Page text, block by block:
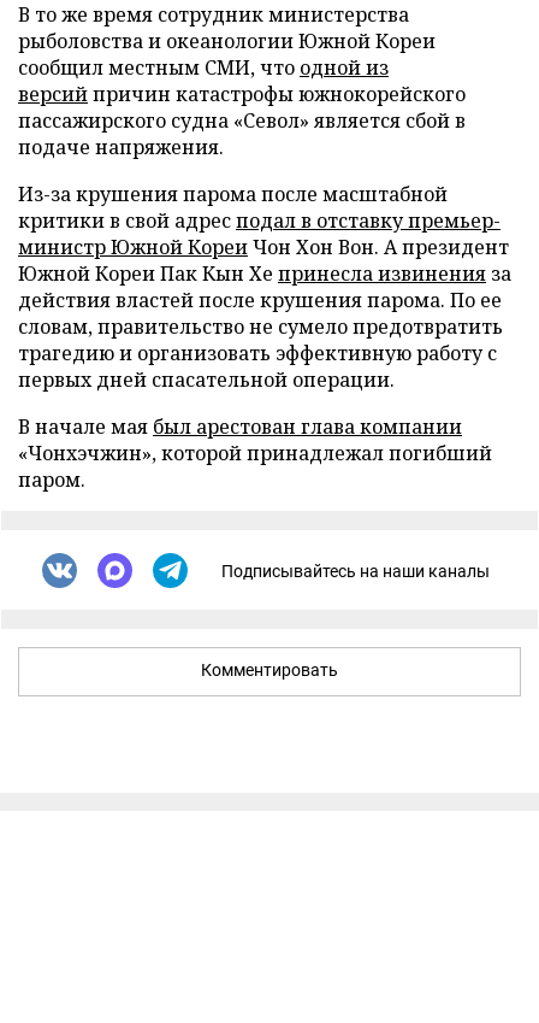
В то же время сотрудник министерства
рыболовства и океанологии Южной Кореи
сообщил местным СМИ, что одной из
версийпричин катастрофы южнокорейского
пассажирского судна «Севол» является сбой в
подаче напряжения.
Из-за крушения парома после масштабной
критики в свой адресподал в отставку премьер-
министр Южной КореиЧон Хон Вон. А президент
Южной Кореи Пак Кын Хе принесла извинения за
действия властей после крушения парома. По ее
словам, правительство не сумело предотвратить
трагедию и организовать эффективную работу с
первых дней спасательной операции.
В начале мая был арестован глава компании
«Чонхэчжин», которой принадлежал погибший
паром.
Подписывайтесь на наши каналы
Комментировать